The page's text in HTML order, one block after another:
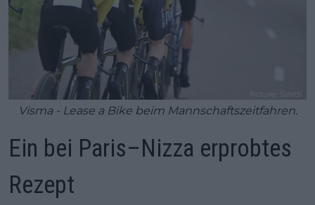
Visma - Lease a Bike beim Mannschaftszeitfahren.
Ein bei Paris–Nizza erprobtes
Rezept